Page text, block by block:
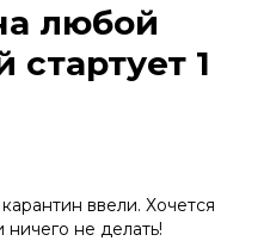
любой
стартует 1
ввели. Хочется
ничего не делать!